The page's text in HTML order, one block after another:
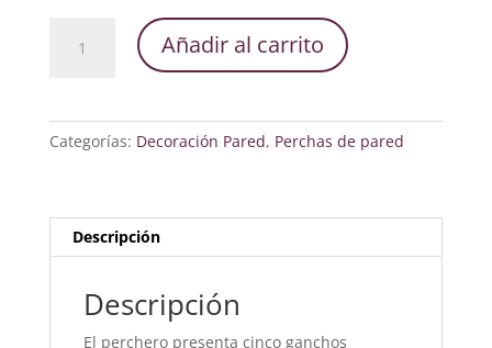
Daiki
Ganchos
Añadir al carrito
Categorías: Decoración Pared, Perchas de pared
Descripción
Descripción
El perchero presenta cinco ganchos